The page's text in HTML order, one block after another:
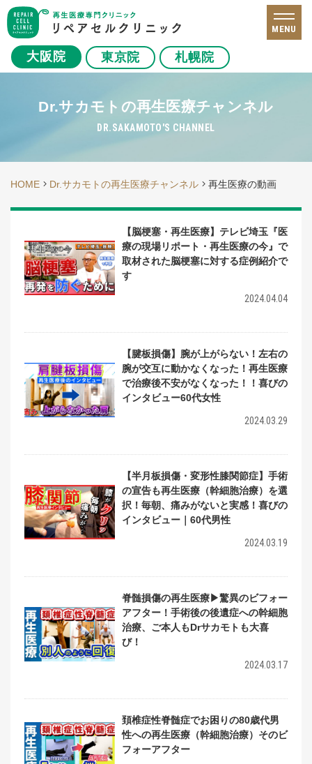
大阪院 東京院 札幌院
MENU
Dr.サカモトの再生医療チャンネル
DR.SAKAMOTO'S CHANNEL
HOME Dr.サカモトの再生医療チャンネル 再生医療の動画
【脳梗塞・再生医療】テレビ埼玉『医
療の現場リポート・再生医療の今』で
取材された脳梗塞に対する症例紹介で
す
2024.04.04
【腱板損傷】腕が上がらない！左右の
腕が交互に動かなくなった！再生医療
で治療後不安がなくなった！！喜びの
インタビュー60代女性
2024.03.29
【半月板損傷・変形性膝関節症】手術
の宣告も再生医療（幹細胞治療）を選
択！毎朝、痛みがないと実感！喜びの
インタビュー｜60代男性
2024.03.19
脊髄損傷の再生医療▶驚異のビフォー
アフター！手術後の後遺症への幹細胞
治療、ご本人もDrサカモトも大喜
び！
2024.03.17
頚椎症性脊髄症でお困りの80歳代男
性への再生医療（幹細胞治療）そのビ
フォーアフター